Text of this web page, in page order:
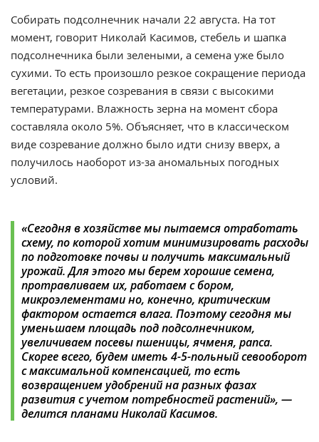
Собирать подсолнечник начали 22 августа. На тот
момент, говорит Николай Касимов, стебель и шапка
подсолнечника были зелеными, а семена уже было
сухими. То есть произошло резкое сокращение периода
вегетации, резкое созревания в связи с высокими
температурами. Влажность зерна на момент сбора
составляла около 5%. Объясняет, что в классическом
виде созревание должно было идти снизу вверх, а
получилось наоборот из-за аномальных погодных
условий.
«Сегодня в хозяйстве мы пытаемся отработать
схему, по которой хотим минимизировать расходы
по подготовке почвы и получить максимальный
урожай. Для этого мы берем хорошие семена,
протравливаем их, работаем с бором,
микроэлементами но, конечно, критическим
фактором остается влага. Поэтому сегодня мы
уменьшаем площадь под подсолнечником,
увеличиваем посевы пшеницы, ячменя, рапса.
Скорее всего, будем иметь 4-5-польный севооборот
с максимальной компенсацией, то есть
возвращением удобрений на разных фазах
развития с учетом потребностей растений», —
делится планами Николай Касимов.